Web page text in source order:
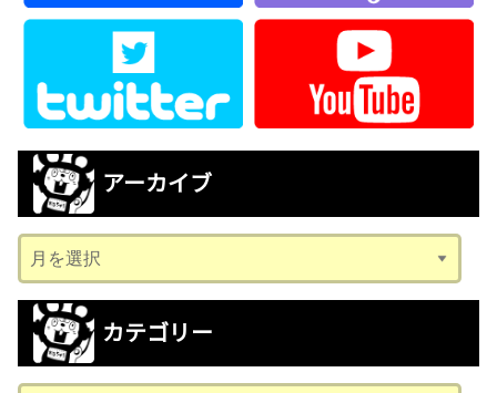
アーカイブ
ー
カ
ブ
カテゴリー